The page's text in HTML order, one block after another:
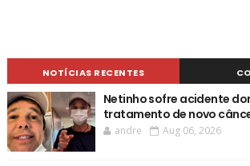
NOTÍCIAS RECENTES
Netinho sofre acidente
tratamento de novo
andre Aug 06, 2026